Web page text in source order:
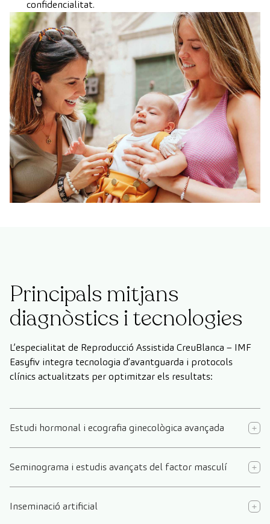
confidencialitat.
Principals mitjans
diagnòstics i tecnologies
L’especialitat de Reproducció Assistida CreuBlanca – IMF
Easyfiv integra tecnologia d’avantguarda i protocols
clínics actualitzats per optimitzar els resultats:
Estudi hormonal i ecografia ginecològica avançada
Seminograma i estudis avançats del factor masculí
Inseminació artificial